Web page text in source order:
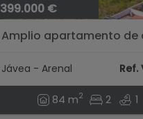
399.000 €
Amplio apartamento de
Moreras de Saladar,
Jávea - Arenal Ref.
84 m2 2 1